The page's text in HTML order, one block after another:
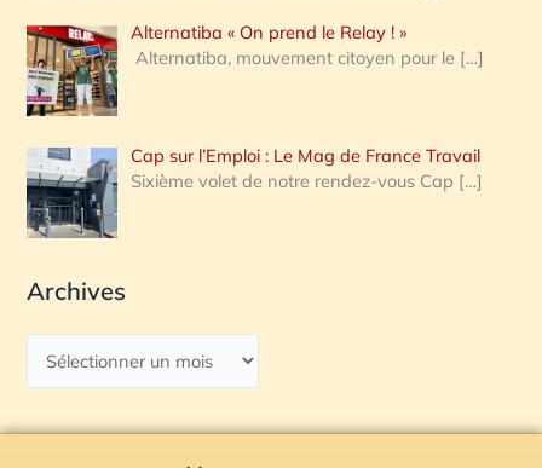
Alternatiba « On prend le Relay ! »
Alternatiba, mouvement citoyen pour le […]
Cap sur l’Emploi : Le Mag de France Travail
Sixième volet de notre rendez-vous Cap […]
Archives